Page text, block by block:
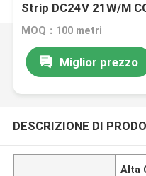
Strip DC24V 21W/M
MOQ：100 metri
Miglior prezzo
DESCRIZIONE DI
Alta